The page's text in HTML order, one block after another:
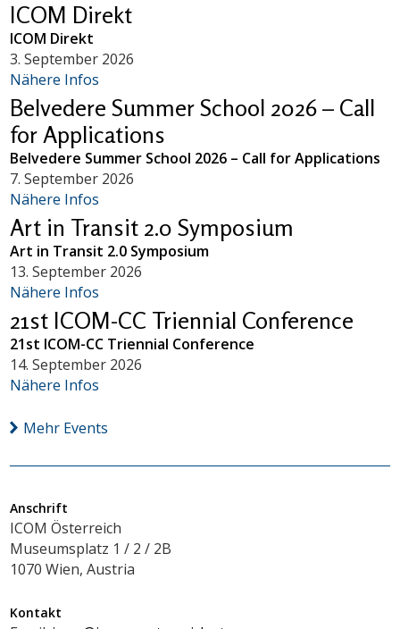
ICOM Direkt
ICOM Direkt
3. September 2026
Nähere Infos
Belvedere Summer School 2026 – Call
for Applications
Belvedere Summer School 2026 – Call for Applications
7. September 2026
Nähere Infos
Art in Transit 2.0 Symposium
Art in Transit 2.0 Symposium
13. September 2026
Nähere Infos
21st ICOM-CC Triennial Conference
21st ICOM-CC Triennial Conference
14. September 2026
Nähere Infos
Mehr Events
Anschrift
ICOM Österreich
Museumsplatz 1 / 2 / 2B
1070 Wien, Austria
Kontakt